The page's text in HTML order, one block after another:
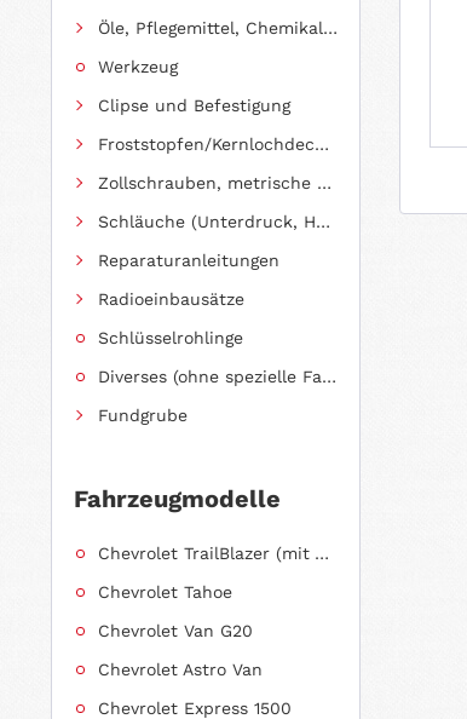
Öle, Pflegemittel, Chemikalien und Additive
Werkzeug
Clipse und Befestigung
Froststopfen/Kernlochdeckel (nach Abmessung sortiert)
Zollschrauben, metrische Schauben, Stehbolzen
Schläuche (Unterdruck, Heizung, Kraftstoff usw.) und Zubehör
Reparaturanleitungen
Radioeinbausätze
Schlüsselrohlinge
Diverses (ohne spezielle Fahrzeugzuordnung)
Fundgrube
Fahrzeugmodelle
Chevrolet TrailBlazer (mit Allradantrieb)
Chevrolet Tahoe
Chevrolet Van G20
Chevrolet Astro Van
Chevrolet Express 1500